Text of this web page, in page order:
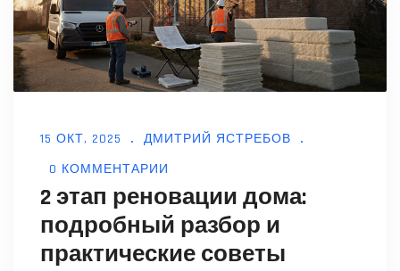
15 ОКТ, 2025
ДМИТРИЙ ЯСТРЕБОВ
0 КОММЕНТАРИИ
2 этап реновации дома:
подробный разбор и
практические советы